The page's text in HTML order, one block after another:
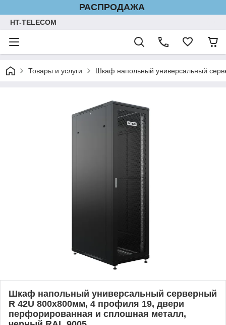
РАСПРОДАЖА
HT-TELECOM
Товары и услуги Шкаф напольный универсальный
Шкаф напольный универсальный серверный
R 42U 800х800мм, 4 профиля 19, двери
перфорированная и сплошная металл,